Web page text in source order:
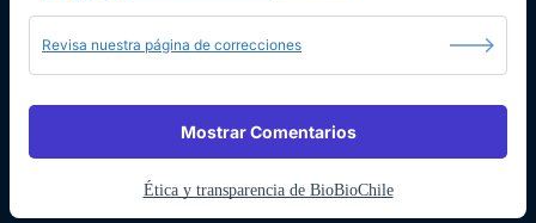
Revisa nuestra página de correcciones
Mostrar Comentarios
Ética y transparencia de BioBioChile